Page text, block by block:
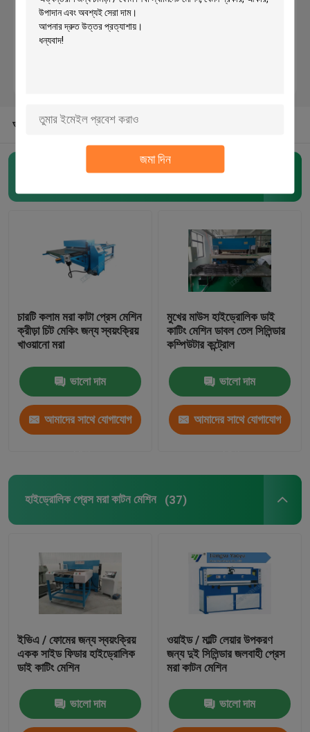
জমা দিন
হাইড্রোলিক ভ্রমণ হেড কাটার মেশিন
তারেক স্ট্রিপ কর্তনকারী মেশিন
ফ্যাব্রিক রোল কাটন মেশিন
অতিস্বনক এমবসিং মেশিন
শিখা ল্যামিনেট মেশিন
প্লাস্টিক শীট
গ্লোভ মেকিং মেশিন
আমাদের কাছ থেকে অন্যান্য বিভাগগুলি
হাইড্রোলিক Die কাটন মেশিন (54)
চারটি কলাম মরা কাটা প্রেস মেশিন
ক্রীড়া চিট মেকিং জন্য স্বয়ংক্রিয়
খাওয়ানো মরা
ভালো দাম
আমাদের সাথে যোগাযোগ
মুখের মাউস হাইড্রোলিক ডাই
কাটিং মেশিন ডাবল তেল সিলিন্ডার
কম্পিউটার কন্ট্রোল
ভালো দাম
আমাদের সাথে যোগাযোগ
হাইড্রোলিক প্রেস মরা কাটন মেশিন (37)
ইভিএ / ফোমের জন্য স্বয়ংক্রিয়
একক সাইড ফিডার হাইড্রোলিক
ডাই কাটিং মেশিন
ভালো দাম
ওয়াইড / মাল্টি লেয়ার উপকরণ
জন্য দুই সিলিন্ডার জলবাহী প্রেস
মরা কাটন মেশিন
ভালো দাম